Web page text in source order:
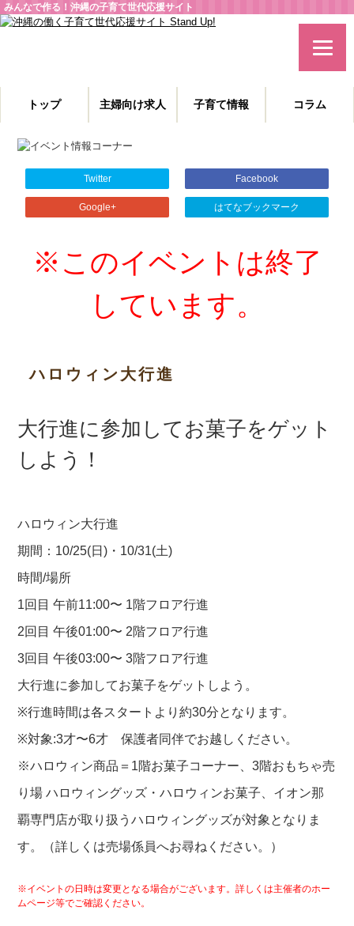
みんなで作る！沖縄の子育て世代応援サイト
主婦特化型の求人情報と、子育てや教育に役立つコラムを発信。
沖縄の子育て世代、働くママを応援します！
トップ 主婦向け求人 子育て情報 コラム
Twitter Facebook
Google+ はてなブックマーク
※このイベントは終了
しています。
ハロウィン大行進
大行進に参加してお菓子をゲット
しよう！
ハロウィン大行進
期間：10/25(日)・10/31(土)
時間/場所
1回目 午前11:00〜 1階フロア行進
2回目 午後01:00〜 2階フロア行進
3回目 午後03:00〜 3階フロア行進
大行進に参加してお菓子をゲットしよう。
※行進時間は各スタートより約30分となります。
※対象:3才〜6才 保護者同伴でお越しください。
※ハロウィン商品＝1階お菓子コーナー、3階おもちゃ売
り場 ハロウィングッズ・ハロウィンお菓子、イオン那
覇専門店が取り扱うハロウィングッズが対象となりま
す。（詳しくは売場係員へお尋ねください。）
※イベントの日時は変更となる場合がございます。詳しくは主催者のホー
ムページ等でご確認ください。